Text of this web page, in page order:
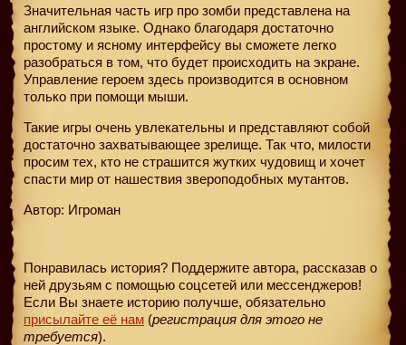
Значительная часть игр про зомби представлена на
английском языке. Однако благодаря достаточно
простому и ясному интерфейсу вы сможете легко
разобраться в том, что будет происходить на экране.
Управление героем здесь производится в основном
только при помощи мыши.
Такие игры очень увлекательны и представляют собой
достаточно захватывающее зрелище. Так что, милости
просим тех, кто не страшится жутких чудовищ и хочет
спасти мир от нашествия звероподобных мутантов.
Автор: Игроман
Понравилась история? Поддержите автора, рассказав о
ней друзьям с помощью соцсетей или мессенджеров!
Если Вы знаете историю получше, обязательно
присылайте её нам (регистрация для этого не
требуется).